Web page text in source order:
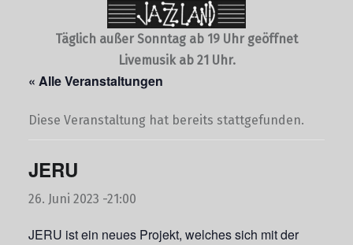
Täglich außer Sonntag ab 19 Uhr geöffnet
Livemusik ab 21 Uhr.
« Alle Veranstaltungen
Diese Veranstaltung hat bereits stattgefunden.
JERU
26. Juni 2023 -21:00
JERU ist ein neues Projekt, welches sich mit der